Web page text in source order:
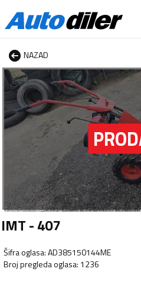
NAZAD
IMT - 407
Šifra oglasa:AD385150144ME
Broj pregleda oglasa: 1236